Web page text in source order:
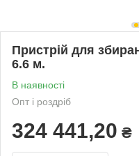
Пристрій для
6.6 м.
В наявності
Опт і роздріб
324 441,20 ₴